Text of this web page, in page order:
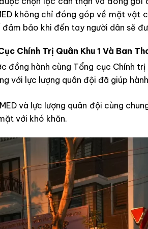
không chỉ đóng góp về mặt
bảo khi đến tay người dân sẽ
Chính Trị Quân Khu 1 Và Ban
đồng hành cùng Tổng cục Chính
với lực lượng quân đội đã giúp
và lực lượng quân đội cùng
với khó khăn.